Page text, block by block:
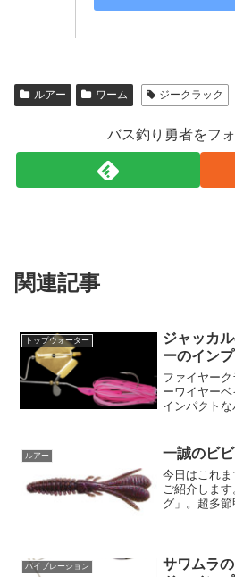
ルアー ワーム ジークラック
バス釣り勇者をフ
関連記事
トップウォーター
ジャッカ
ーのイン
ファイヤー
ーワイヤー
インパクト
の特徴です。
ペラとアー
ルアー 一誠のビ
今日はこれ
ご紹介しま
グ」。超多
サイズと用
バイブレーション
サワムラ